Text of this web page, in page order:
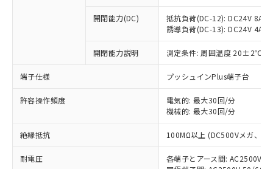
開閉能力(DC)
抵抗負荷(DC-12): DC24V 8A/
誘導負荷(DC-13): DC24V 4A/
開閉能力説明 測定条件: 周囲温度 20±2℃、
端子仕様 プッシュインPlus端子台
許容操作頻度
電気的: 最大30回/分
機械的: 最大30回/分
絶縁抵抗 100MΩ以上 (DC500Vメガ、点
耐電圧
各端子とアース間: AC2500V
本サービスは、当社制御機器事業取扱
商品の当社在庫状況および標準価格
(税抜)を提供させていただくもので
当社制御機器事業取扱商品の中には、
本サービスの対象外となる商品もある
ことをご了承ください。
在庫状況および標準価格照会結果は、
記載している更新日時点での社内デー
タに基づき作成されるものであり、閲
準価格とは異なる場合があることをご
調査・確認中：EU RoHS指令（10物質）の
非含有の対応状況を調査中または確認中の
非該当品：ライセンス料など無形物で、有
害物質有無と関係のない商品です。
仕入先様の事情により、非含有部品として
いたものが、含有品と判明した場合などや
むを得ず変更することがあります。
*EU RoHS指令（10物質）：
鉛(Pb) 1000ppm以下、 水銀(Hg) 1000ppm以下、 カド
六価クロム(Cr(Ⅵ)) 1000ppm以下、ポリ臭化ビフェニル
「○」：最大均質材料含有率が中国RoHSの
基準値以下であることを示します。
「×」：最大均質材料含有率が中国RoHSの
基準値を超えていることを示します。
「－」：未確認です。当社販売部門へお問
当社は、これら貴社製品のうち、外国
為替および外国貿易法に定める商品
（以下｢規制貨物等」という）を輸出
または国外への提供する場合は、日本
国政府の輸出許可(または役務取引許
可)を取得するなどの必要な手続きを